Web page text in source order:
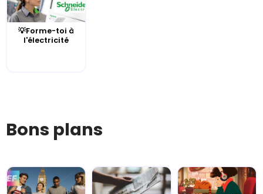
💡Forme-toi à
l'électricité
Bons plans